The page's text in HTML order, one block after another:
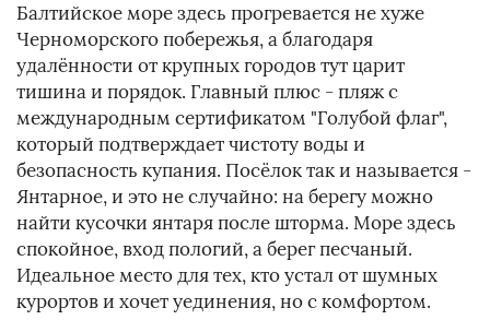
Балтийское море здесь прогревается не хуже
Черноморского побережья, а благодаря
удалённости от крупных городов тут царит
тишина и порядок. Главный плюс - пляж с
международным сертификатом "Голубой флаг",
который подтверждает чистоту воды и
безопасность купания. Посёлок так и называется -
Янтарное, и это не случайно: на берегу можно
найти кусочки янтаря после шторма. Море здесь
спокойное, вход пологий, а берег песчаный.
Идеальное место для тех, кто устал от шумных
курортов и хочет уединения, но с комфортом.